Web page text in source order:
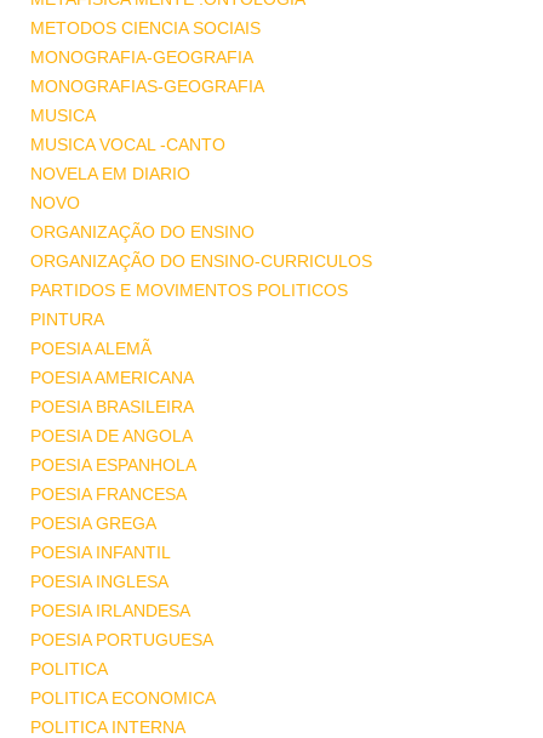
METODOS CIENCIA SOCIAIS
MONOGRAFIA-GEOGRAFIA
MONOGRAFIAS-GEOGRAFIA
MUSICA
MUSICA VOCAL -CANTO
NOVELA EM DIARIO
NOVO
ORGANIZAÇÃO DO ENSINO
ORGANIZAÇÃO DO ENSINO-CURRICULOS
PARTIDOS E MOVIMENTOS POLITICOS
PINTURA
POESIA ALEMÃ
POESIA AMERICANA
POESIA BRASILEIRA
POESIA DE ANGOLA
POESIA ESPANHOLA
POESIA FRANCESA
POESIA GREGA
POESIA INFANTIL
POESIA INGLESA
POESIA IRLANDESA
POESIA PORTUGUESA
POLITICA
POLITICA ECONOMICA
POLITICA INTERNA